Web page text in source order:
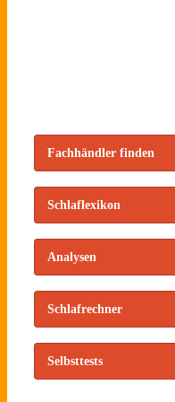
Fachhändler finden
Schlaflexikon
Analysen
Schlafrechner
Selbsttests